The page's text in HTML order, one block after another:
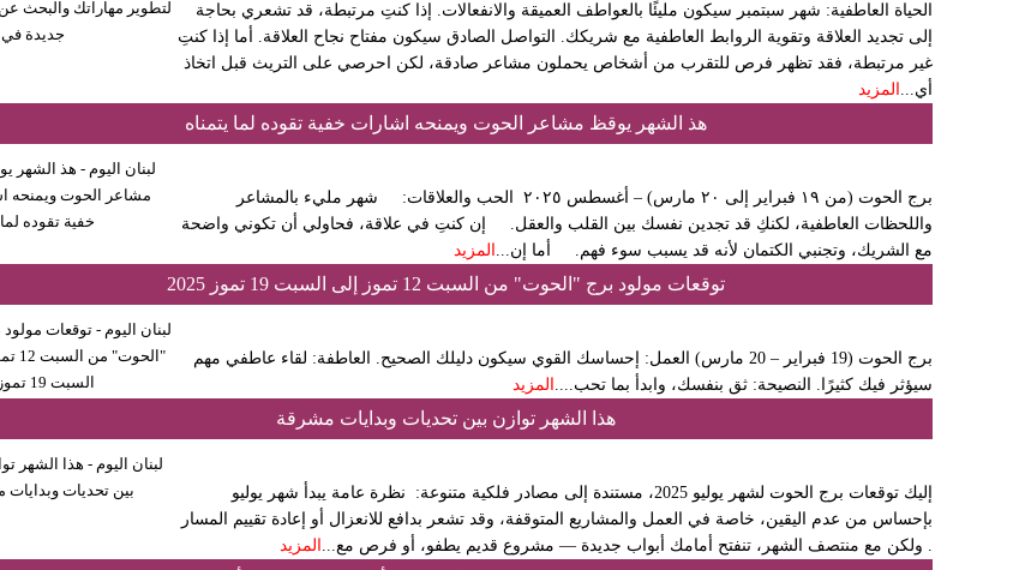
الحياة العاطفية: شهر سبتمبر سيكون مليئًا بالعواطف العميقة والانفعالات. إذا كنتِ مرتبطة، قد تشعري بحاجة
إلى تجديد العلاقة وتقوية الروابط العاطفية مع شريكك. التواصل الصادق سيكون مفتاح نجاح العلاقة. أما إذا كنتِ
غير مرتبطة، فقد تظهر فرص للتقرب من أشخاص يحملون مشاعر صادقة، لكن احرصي على التريث قبل اتخاذ
أي... المزيد
هذ الشهر يوقظ مشاعر الحوت ويمنحه اشارات خفية تقوده لما يتمناه
برج الحوت (من ١٩ فبراير إلى ٢٠ مارس) – أغسطس ٢٠٢٥ الحب والعلاقات: شهر مليء بالمشاعر
واللحظات العاطفية، لكنكِ قد تجدين نفسك بين القلب والعقل. إن كنتِ في علاقة، فحاولي أن تكوني واضحة
مع الشريك، وتجنبي الكتمان لأنه قد يسبب سوء فهم. أما إن... المزيد
توقعات مولود برج "الحوت" من السبت 12 تموز إلى السبت 19 تموز 2025
برج الحوت (19 فبراير – 20 مارس) العمل: إحساسك القوي سيكون دليلك الصحيح. العاطفة: لقاء عاطفي مهم
سيؤثر فيك كثيرًا. النصيحة: ثق بنفسك، وابدأ بما تحب.... المزيد
هذا الشهر توازن بين تحديات وبدايات مشرقة
إليك توقعات برج الحوت لشهر يوليو 2025، مستندة إلى مصادر فلكية متنوعة: نظرة عامة يبدأ شهر يوليو
بإحساس من عدم اليقين، خاصة في العمل والمشاريع المتوقفة، وقد تشعر بدافع للانعزال أو إعادة تقييم المسار
. ولكن مع منتصف الشهر، تنفتح أمامك أبواب جديدة — مشروع قديم يطفو، أو فرص مع... المزيد